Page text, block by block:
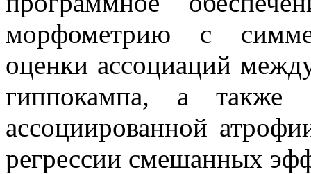
морфометрию с
оценки ассоциаций
гиппокампа, а также
ассоциированной
регрессии смешанных